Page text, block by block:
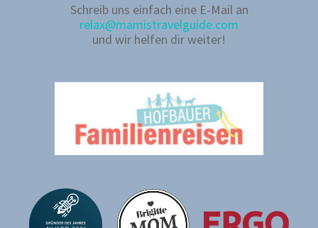
Schreib uns einfach eine E-Mail an
relax@mamistravelguide.com
und wir helfen dir weiter!